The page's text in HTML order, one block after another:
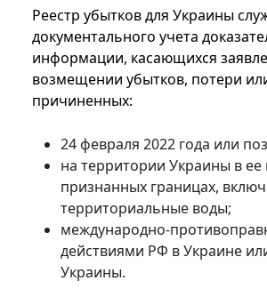
Реестр убытков для Украины
документального учета
информации, касающихся
возмещении убытков, потери
причиненных:
24 февраля 2022 года или
на территории Украины в
признанных границах,
территориальные воды;
международно-
действиями РФ в Украине
Украины.